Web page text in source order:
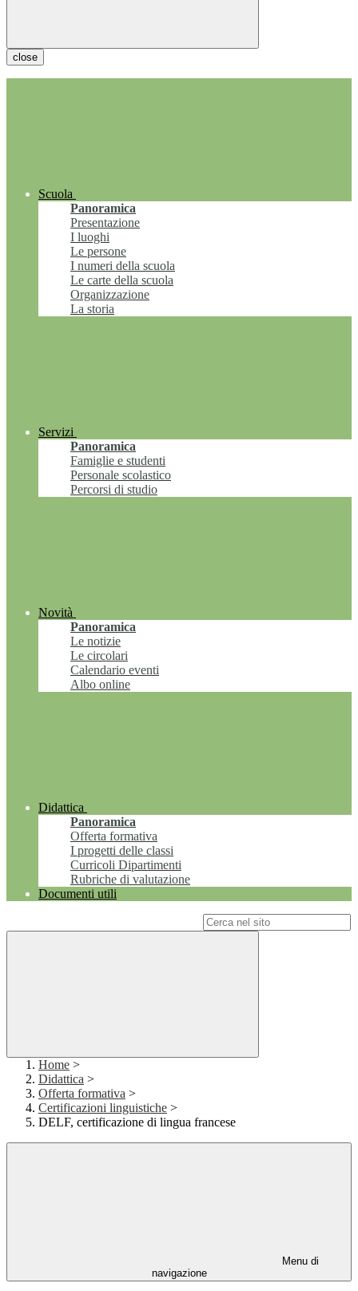
close
Scuola
Panoramica
Presentazione
I luoghi
Le persone
I numeri della scuola
Le carte della scuola
Organizzazione
La storia
Servizi
Panoramica
Famiglie e studenti
Personale scolastico
Percorsi di studio
Novità
Panoramica
Le notizie
Le circolari
Calendario eventi
Albo online
Didattica
Panoramica
Offerta formativa
I progetti delle classi
Curricoli Dipartimenti
Rubriche di valutazione
Documenti utili
Home >
Didattica >
Offerta formativa >
Certificazioni linguistiche >
DELF, certificazione di lingua francese
Menu di
navigazione